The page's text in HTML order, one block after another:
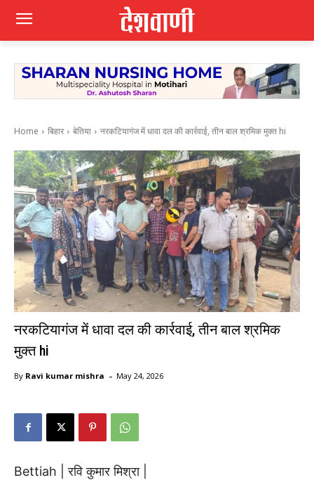
Home बिहार बेतिया नरकटियागंज में धावा दल की कार्रवाई, तीन बाल श्रमिक मुक्त hi
नरकटियागंज में धावा दल की कार्रवाई, तीन बाल श्रमिक
मुक्त hi
By Ravi kumar mishra - May 24, 2026
Bettiah |रवि कुमार मिश्रा|